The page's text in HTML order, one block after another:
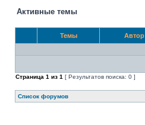
Активные темы
Темы Автор
Страница 1 из 1 [ Результатов поиска: 0 ]
Список форумов